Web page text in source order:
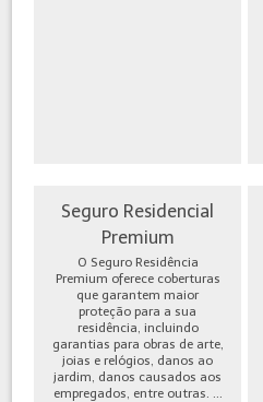
Seguro Residencial
Premium
O Seguro Residência
Premium oferece coberturas
que garantem maior
proteção para a sua
residência, incluindo
garantias para obras de arte,
joias e relógios, danos ao
jardim, danos causados aos
empregados, entre outras. ...